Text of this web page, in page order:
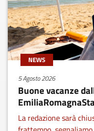
NEWS
5 Agosto 2026
Buone vacanze
La redazione sarà